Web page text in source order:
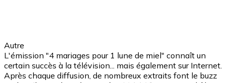
Autre
L'émission "4 mariages pour 1 lune de miel" connaît un
certain succès à la télévision... mais également sur Internet.
Après chaque diffusion, de nombreux extraits font le buzz